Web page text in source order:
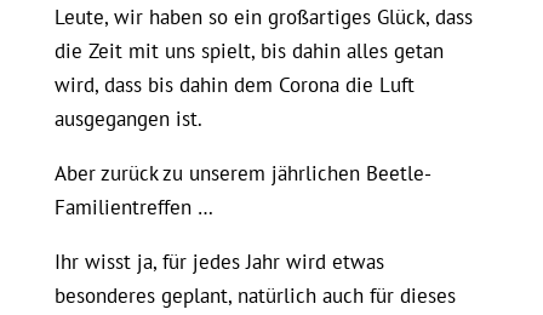
Leute, wir haben so ein großartiges Glück, dass
die Zeit mit uns spielt, bis dahin alles getan
wird, dass bis dahin dem Corona die Luft
ausgegangen ist.
Aber zurück zu unserem jährlichen Beetle-
Familientreffen …
Ihr wisst ja, für jedes Jahr wird etwas
besonderes geplant, natürlich auch für dieses